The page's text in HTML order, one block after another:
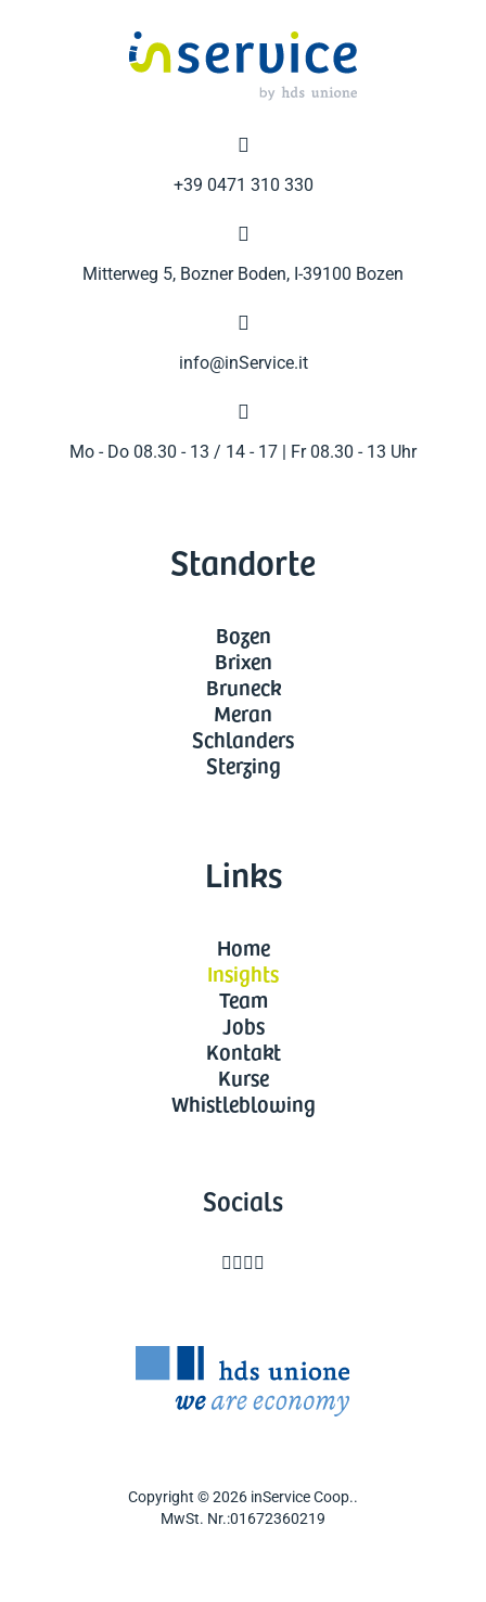

+39 0471 310 330

Mitterweg 5, Bozner Boden, I-39100 Bozen

info@inService.it

Mo - Do 08.30 - 13 / 14 - 17 | Fr 08.30 - 13 Uhr
Standorte
Bozen
Brixen
Bruneck
Meran
Schlanders
Sterzing
Links
Home
Insights
Team
Jobs
Kontakt
Kurse
Whistleblowing
Socials
   
Copyright © 2026 inService Coop..
MwSt. Nr.:01672360219